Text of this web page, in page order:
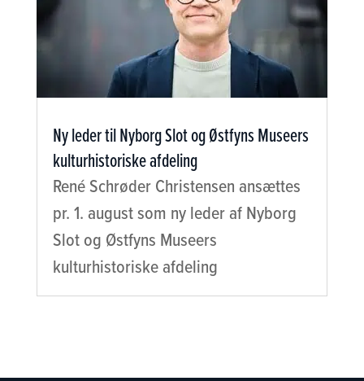
Ny leder til Nyborg Slot og Østfyns Museers
kulturhistoriske afdeling
René Schrøder Christensen ansættes
pr. 1. august som ny leder af Nyborg
Slot og Østfyns Museers
kulturhistoriske afdeling